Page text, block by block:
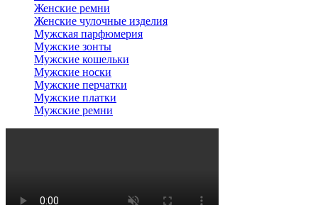
Женские ремни
Женские чулочные изделия
Мужская парфюмерия
Мужские зонты
Мужские кошельки
Мужские носки
Мужские перчатки
Мужские платки
Мужские ремни